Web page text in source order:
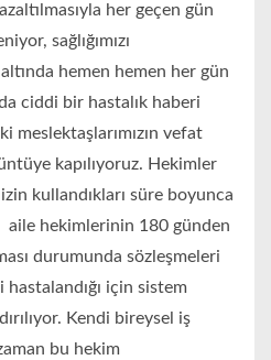
her geçen gün
sağlığımızı
hemen hemen her gün
ciddi bir hastalık haberi
meslektaşlarımızın vefat
kapılıyoruz. Hekimler
kullandıkları süre boyunca
aile hekimlerinin 180 günden
durumunda sözleşmeleri
için sistem
Kendi bireysel iş
bu hekim